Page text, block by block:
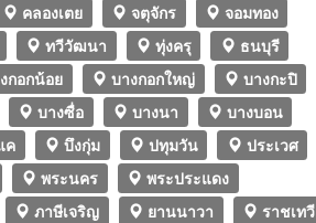
คลองเตย จตุจักร
จอมทอง
ทวีวัฒนา ทุ่งครุ
ธนบุรี
กอกน้อย บางกอกใหญ่
บางกะปิ
บางซื่อ บางนา
บางบอน
ค บึงกุ่ม ปทุมวัน
ประเวศ
พระนคร
พระประแดง
ภาษีเจริญ ยานนาวา
ราชเทวี